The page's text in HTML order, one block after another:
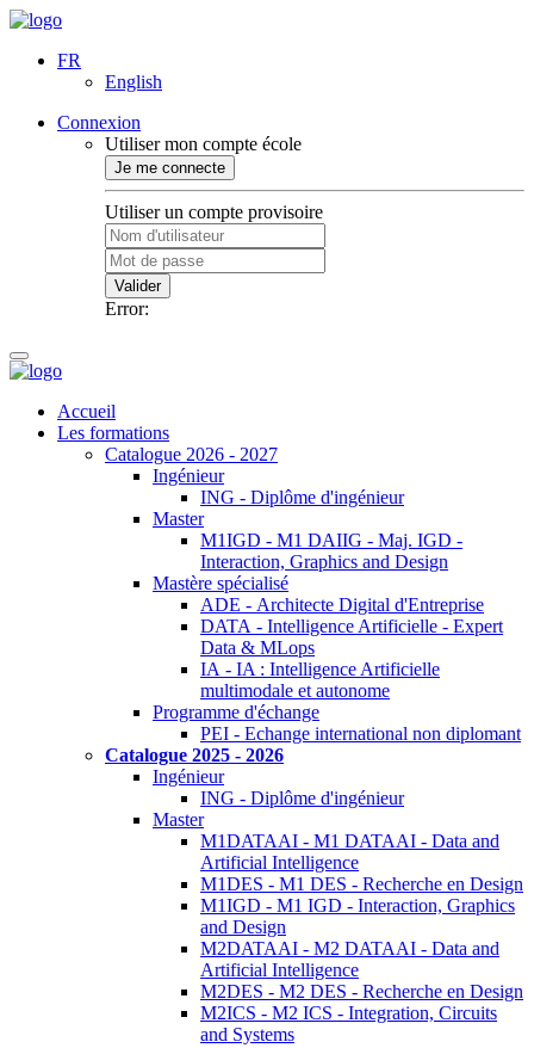
FR
English
Connexion
Utiliser mon compte école
Je me connecte
Utiliser un compte provisoire
Valider
Error:
Accueil
Les formations
Catalogue 2026 - 2027
Ingénieur
ING - Diplôme d'ingénieur
Master
M1IGD - M1 DAIIG - Maj. IGD -
Interaction, Graphics and Design
Mastère spécialisé
ADE - Architecte Digital d'Entreprise
DATA - Intelligence Artificielle - Expert
Data & MLops
IA - IA : Intelligence Artificielle
multimodale et autonome
Programme d'échange
PEI - Echange international non diplomant
Catalogue 2025 - 2026
Ingénieur
ING - Diplôme d'ingénieur
Master
M1DATAAI - M1 DATAAI - Data and
Artificial Intelligence
M1DES - M1 DES - Recherche en Design
M1IGD - M1 IGD - Interaction, Graphics
and Design
M2DATAAI - M2 DATAAI - Data and
Artificial Intelligence
M2DES - M2 DES - Recherche en Design
M2ICS - M2 ICS - Integration, Circuits
and Systems